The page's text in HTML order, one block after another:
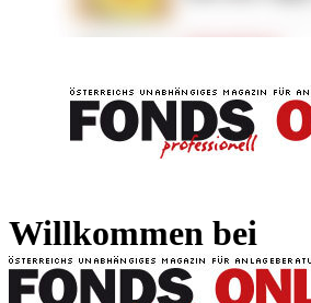
Willkommen bei